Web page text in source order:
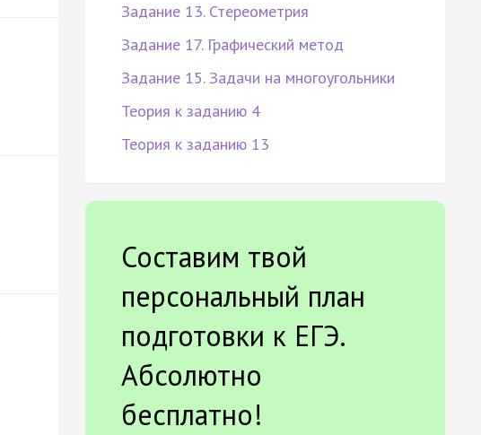
Задание 13. Стереометрия
Задание 17. Графический метод
Задание 15. Задачи на многоугольники
Теория к заданию 4
Теория к заданию 13
Составим твой
персональный план
подготовки к ЕГЭ.
Абсолютно
бесплатно!